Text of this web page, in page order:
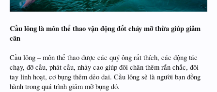
Cầu lông là môn thể thao vận động đốt cháy mỡ thừa giúp giảm
cân
Cầu lông – môn thể thao được các quý ông rất thích, các động tác
chạy, đỡ cầu, phát cầu, nhảy cao giúp đôi chân thêm rắn chắc, đôi
tay linh hoạt, cơ bụng thêm dẻo dai. Cầu lông sẽ là người bạn đồng
hành trong quá trình giảm mỡ bụng đó.